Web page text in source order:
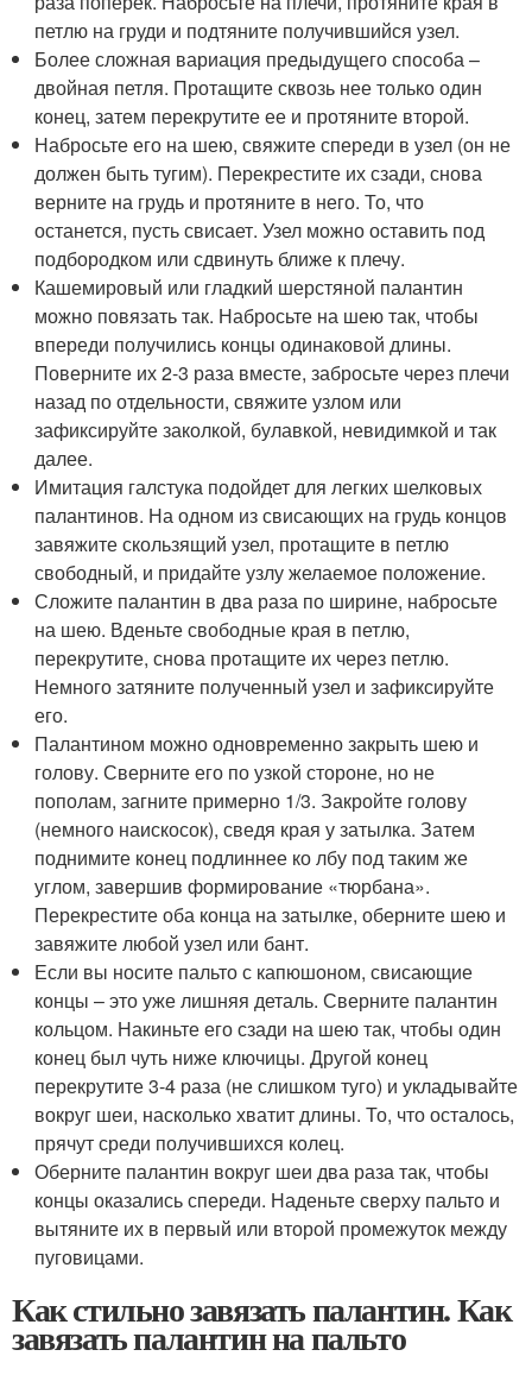
петлю на груди и подтяните получившийся узел.
Более сложная вариация предыдущего способа –
двойная петля. Протащите сквозь нее только один
конец, затем перекрутите ее и протяните второй.
Набросьте его на шею, свяжите спереди в узел (он не
должен быть тугим). Перекрестите их сзади, снова
верните на грудь и протяните в него. То, что
останется, пусть свисает. Узел можно оставить под
подбородком или сдвинуть ближе к плечу.
Кашемировый или гладкий шерстяной палантин
можно повязать так. Набросьте на шею так, чтобы
впереди получились концы одинаковой длины.
Поверните их 2-3 раза вместе, забросьте через плечи
назад по отдельности, свяжите узлом или
зафиксируйте заколкой, булавкой, невидимкой и так
далее.
Имитация галстука подойдет для легких шелковых
палантинов. На одном из свисающих на грудь концов
завяжите скользящий узел, протащите в петлю
свободный, и придайте узлу желаемое положение.
Сложите палантин в два раза по ширине, набросьте
на шею. Вденьте свободные края в петлю,
перекрутите, снова протащите их через петлю.
Немного затяните полученный узел и зафиксируйте
его.
Палантином можно одновременно закрыть шею и
голову. Сверните его по узкой стороне, но не
пополам, загните примерно 1/3. Закройте голову
(немного наискосок), сведя края у затылка. Затем
поднимите конец подлиннее ко лбу под таким же
углом, завершив формирование «тюрбана».
Перекрестите оба конца на затылке, оберните шею и
завяжите любой узел или бант.
Если вы носите пальто с капюшоном, свисающие
концы – это уже лишняя деталь. Сверните палантин
кольцом. Накиньте его сзади на шею так, чтобы один
конец был чуть ниже ключицы. Другой конец
перекрутите 3-4 раза (не слишком туго) и укладывайте
вокруг шеи, насколько хватит длины. То, что осталось,
прячут среди получившихся колец.
Оберните палантин вокруг шеи два раза так, чтобы
концы оказались спереди. Наденьте сверху пальто и
вытяните их в первый или второй промежуток между
пуговицами.
Как стильно завязать палантин. Как
завязать палантин на пальто